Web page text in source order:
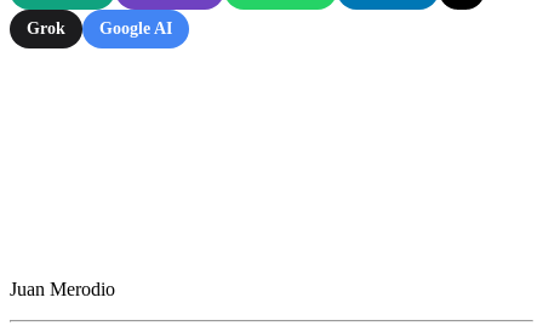
Grok Google AI
Juan Merodio